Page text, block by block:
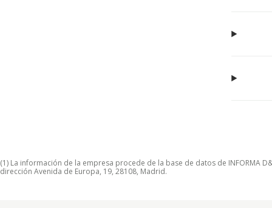
(1) La información de la empresa procede de la base de datos de INFORMA
dirección Avenida de Europa, 19, 28108, Madrid.